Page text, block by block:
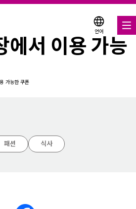
언어
에서 이용 가능
가능한 쿠폰
패션 식사